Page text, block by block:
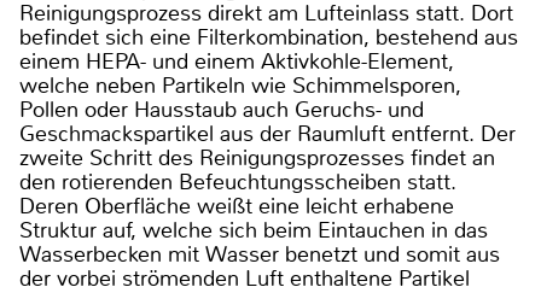
Reinigungsprozess direkt am Lufteinlass statt. Dort
befindet sich eine Filterkombination, bestehend aus
einem HEPA- und einem Aktivkohle-Element,
welche neben Partikeln wie Schimmelsporen,
Pollen oder Hausstaub auch Geruchs- und
Geschmackspartikel aus der Raumluft entfernt. Der
zweite Schritt des Reinigungsprozesses findet an
den rotierenden Befeuchtungsscheiben statt.
Deren Oberfläche weißt eine leicht erhabene
Struktur auf, welche sich beim Eintauchen in das
Wasserbecken mit Wasser benetzt und somit aus
der vorbei strömenden Luft enthaltene Partikel